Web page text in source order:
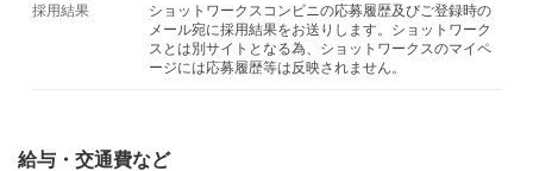
採用結果
ショットワークスコンビニの応募履歴及びご登録時の
メール宛に採用結果をお送りします。ショットワーク
スとは別サイトとなる為、ショットワークスのマイペ
ージには応募履歴等は反映されません。
給与・交通費など